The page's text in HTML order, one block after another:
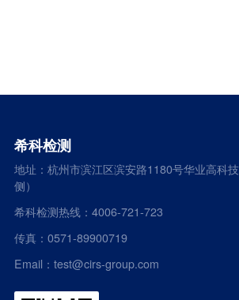
希科检测
地址：杭州市滨江区滨安路1180号华业高科
侧）
希科检测热线：4006-721-723
传真：0571-89900719
Email：test@cirs-group.com